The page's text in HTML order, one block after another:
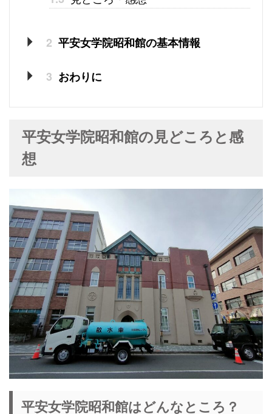
2 平安女学院昭和館の基本情報
3 おわりに
平安女学院昭和館の見どころと感
想
平安女学院昭和館はどんなところ？